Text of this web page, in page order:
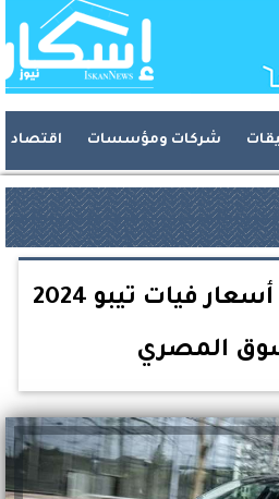
شركات ومؤسسات اقتصاد
تعرف على أحدث أسعار فيات تيبو 2024
المصري